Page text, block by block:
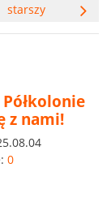
starszy
Półkolonie
z nami!
0